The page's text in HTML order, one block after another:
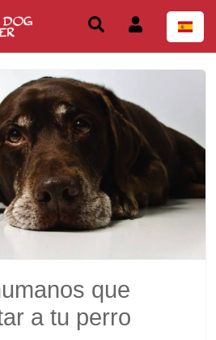
que
a tu perro